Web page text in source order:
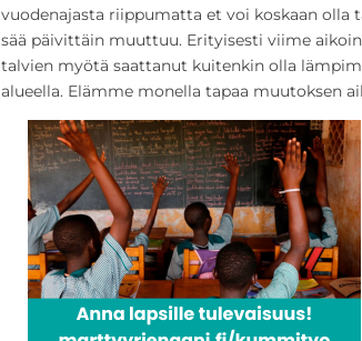
vuodenajasta riippumatta et voi koskaan olla
sää päivittäin muuttuu. Erityisesti viime
talvien myötä saattanut kuitenkin olla
alueella. Elämme monella tapaa muutoksen